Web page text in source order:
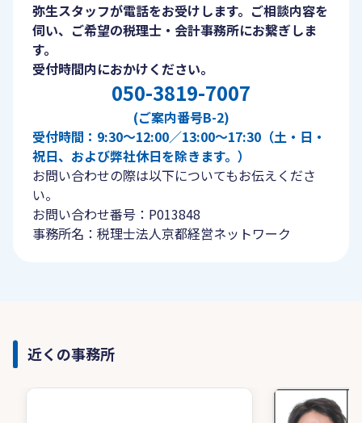
弥生スタッフが電話をお受けします。ご相談内容を
伺い、ご希望の税理士・会計事務所にお繋ぎしま
す。
受付時間内におかけください。
050-3819-7007
(ご案内番号B-2)
受付時間：9:30〜12:00／13:00〜17:30（土・日・
祝日、および弊社休日を除きます。）
お問い合わせの際は以下についてもお伝えくださ
い。
お問い合わせ番号：P013848
事務所名：税理士法人京都経営ネットワーク
近くの事務所